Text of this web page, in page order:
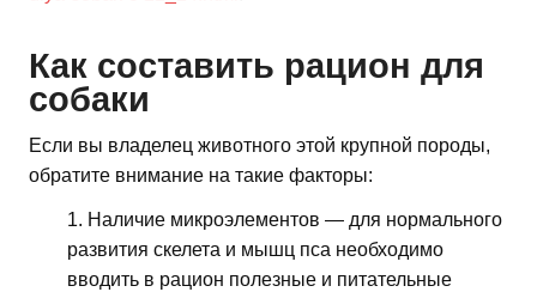
Как составить рацион для
собаки
Если вы владелец животного этой крупной породы,
обратите внимание на такие факторы:
Наличие микроэлементов — для нормального
развития скелета и мышц пса необходимо
вводить в рацион полезные и питательные